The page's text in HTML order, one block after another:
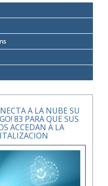
A LA NUBE SU
83 PARA QUE SUS
ACCEDAN A LA